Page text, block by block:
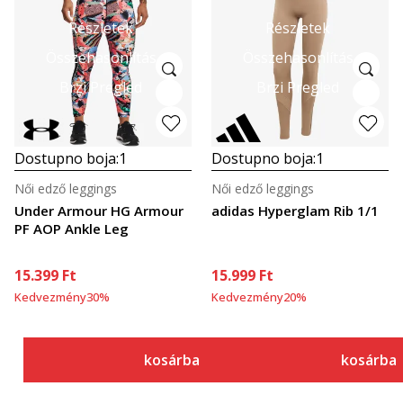
Részletek
Összehasonlítás
Brzi Pregled
Dostupno boja:1
Under Armour HG Armour
PF AOP Ankle Leg
Női edző leggings
15.399 Ft
Kedvezmény30%
kosárba
Részletek
Összehasonlítás
Brzi Pregled
Dostupno boja:1
adidas Hyperglam Rib 1/1
Női edző leggings
15.999 Ft
Kedvezmény20%
kosárba